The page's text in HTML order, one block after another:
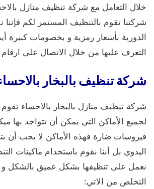
خلال التعامل مع شركة تنظيف منازل
شركتنا تقوم بالتنظيف المستمر لكم
الدورية بأسعار رمزية و بخصومات كبيرة
التعرف عليها من خلال الاتصال على ارقام
شركة تنظيف بالبخار
شركة تنظيف منازل بالبخار بالاحساء
لجميع الأماكن التي يمكن أن تتواجد بها
فيروسات ضارة فهذه الأماكن لا يجب أن
اليدوي بل أننا نقوم باستخدام ماكينات
نعمل على تنظيفها بشكل عميق بالشكل
التخلص من الاتي: